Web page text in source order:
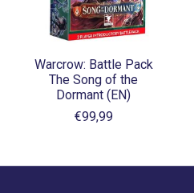
Warcrow: Battle Pack
The Song of the
Dormant (EN)
€99,99